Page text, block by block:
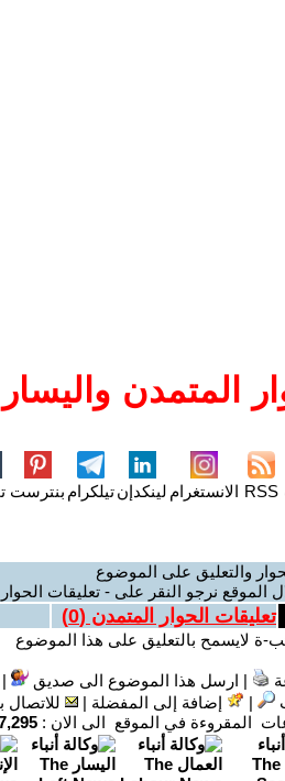
المتمدن واليسار
RSS الانستغرام لينكدإنتيلكرام بنترست
والتعليق على الموضوع
الموقع نرجو النقر على - تعليقات
تعليقات الحوار المتمدن (0
)
ة لايسمح بالتعليق على هذا الموضوع
| ارسل هذا الموضوع الى صديق
| إضافة إلى المفضلة |
للاتصال
المقروءة في الموقع الى الان :